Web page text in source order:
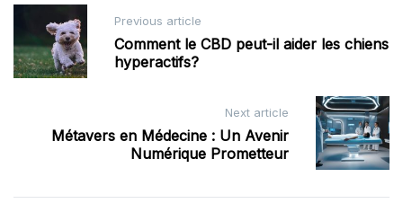
Post
navigation
Previous article
Comment le CBD peut-il aider les chiens
hyperactifs?
Next article
Métavers en Médecine : Un Avenir
Numérique Prometteur